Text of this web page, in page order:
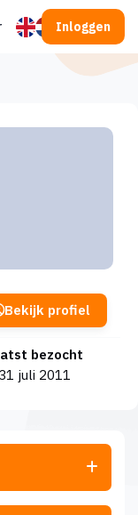
Inloggen
bezocht
31 juli 2011
Bekijk profiel